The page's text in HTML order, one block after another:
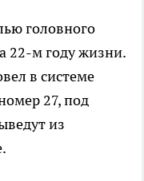
головного
22-м году жизни.
в системе
27, под
из